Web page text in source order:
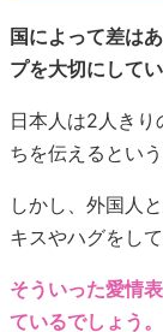
国によって差は
プを大切にしてい
日本人は2人き
ちを伝えるとい
しかし、外国人
キスやハグをし
そういった愛情
ているでしょう。